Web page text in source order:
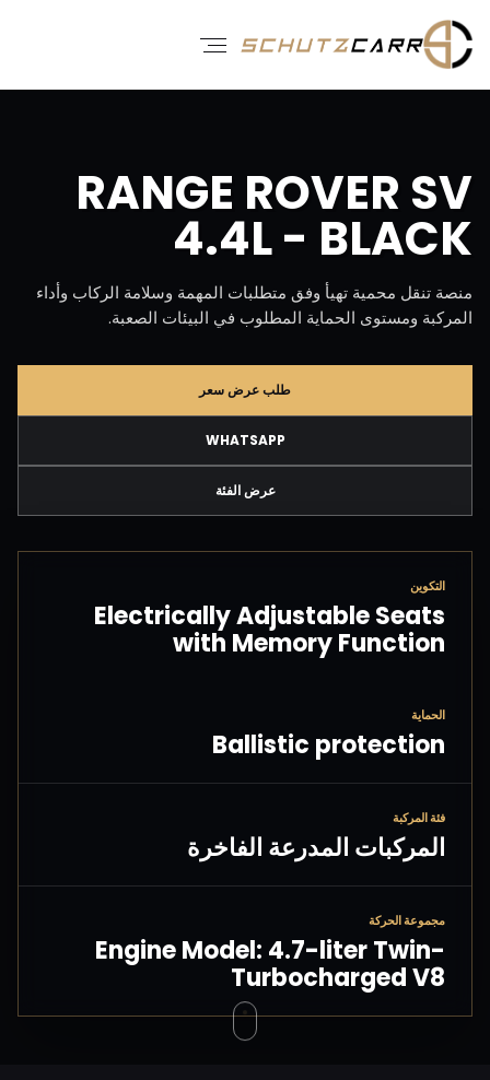
RANGE ROVER SV
4.4L - BLACK
منصة تنقل محمية تهيأ وفق متطلبات المهمة وسلامة الركاب وأداء
المركبة ومستوى الحماية المطلوب في البيئات الصعبة.
طلب عرض سعر
WHATSAPP
عرض الفئة
التكوين
Electrically Adjustable Seats
with Memory Function
الحماية
Ballistic protection
فئة المركبة
المركبات المدرعة الفاخرة
مجموعة الحركة
Engine Model: 4.7-liter Twin-
Turbocharged V8